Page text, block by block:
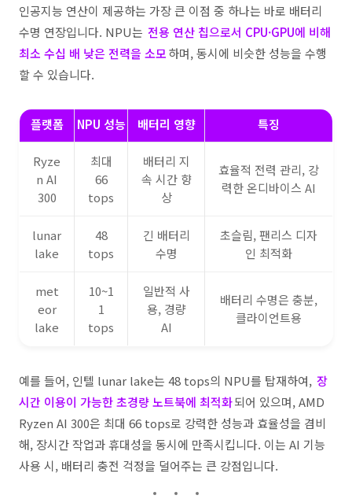
인공지능 연산이 제공하는 가장 큰 이점 중 하나는 바로 배터리
수명 연장입니다. NPU는 전용 연산 칩으로서 CPU·GPU에 비해
최소 수십 배 낮은 전력을 소모하며, 동시에 비슷한 성능을 수행
할 수 있습니다.
플랫폼 NPU 성능 배터리 영향 특징
Ryze
n AI
300
최대
66
tops
배터리 지
속 시간 향
상
효율적 전력 관리, 강
력한 온디바이스 AI
lunar
lake
48
tops
긴 배터리
수명
초슬림, 팬리스 디자
인 최적화
met
eor
lake
10~1
1
tops
일반적 사
용, 경량
AI
배터리 수명은 충분,
클라이언트용
예를 들어, 인텔 lunar lake는 48 tops의 NPU를 탑재하여, 장
시간 이용이 가능한 초경량 노트북에 최적화되어 있으며, AMD
Ryzen AI 300은 최대 66 tops로 강력한 성능과 효율성을 겸비
해, 장시간 작업과 휴대성을 동시에 만족시킵니다. 이는 AI 기능
사용 시, 배터리 충전 걱정을 덜어주는 큰 강점입니다.